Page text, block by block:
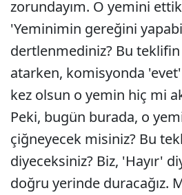
zorundayım. O yemini
'Yeminimin gereğini
dertlenmediniz? Bu teklifin
atarken, komisyonda
kez olsun o yemin hiç mi
Peki, bugün burada, o
çiğneyecek misiniz? Bu
diyeceksiniz? Biz, 'Hayır'
doğru yerinde duracağız.